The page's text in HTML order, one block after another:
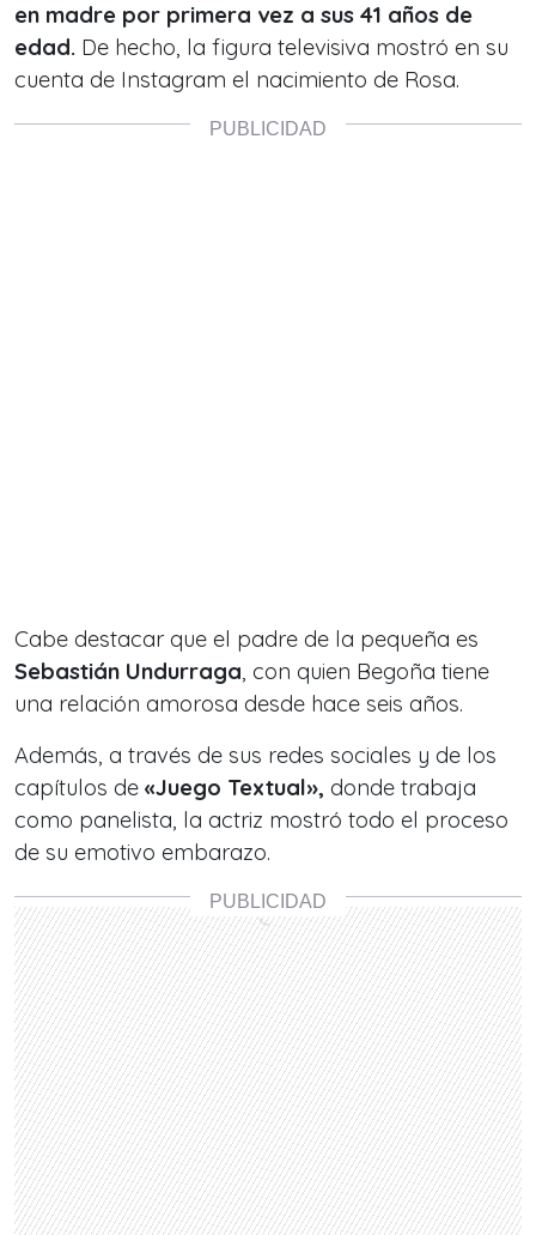
en madre por primera vez a sus 41 años de
edad. De hecho, la figura televisiva mostró en su
cuenta de Instagram el nacimiento de Rosa.
Cabe destacar que el padre de la pequeña es
Sebastián Undurraga, con quien Begoña tiene
una relación amorosa desde hace seis años.
Además, a través de sus redes sociales y de los
capítulos de «Juego Textual», donde trabaja
como panelista, la actriz mostró todo el proceso
de su emotivo embarazo.